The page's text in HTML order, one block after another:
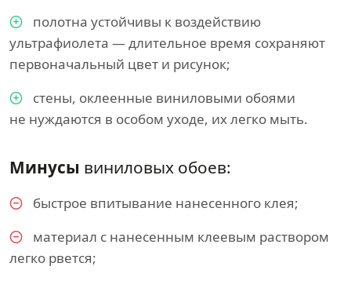
полотна устойчивы к воздействию
ультрафиолета — длительное время сохраняют
первоначальный цвет и рисунок;
стены, оклеенные виниловыми обоями
не нуждаются в особом уходе, их легко мыть.
Минусы виниловых обоев:
быстрое впитывание нанесенного клея;
материал с нанесенным клеевым раствором
легко рвется;